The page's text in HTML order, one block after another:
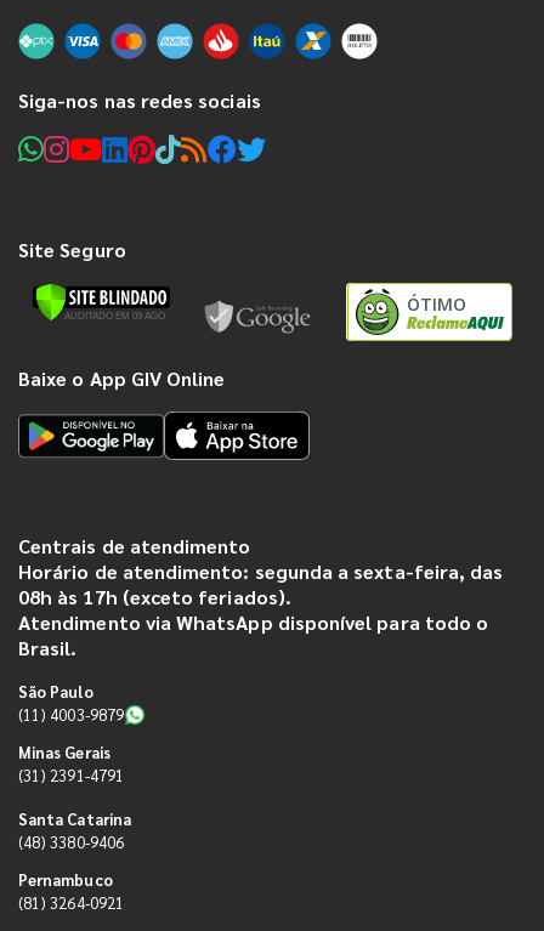
Siga-nos nas redes sociais
Site Seguro
ÓTIMO
Baixe o App GIV Online
Centrais de atendimento
Horário de atendimento: segunda a sexta-feira, das
08h às 17h (exceto feriados).
Atendimento via WhatsApp disponível para todo o
Brasil.
São Paulo
(11) 4003-9879
Minas Gerais
(31) 2391-4791
Santa Catarina
(48) 3380-9406
Pernambuco
(81) 3264-0921